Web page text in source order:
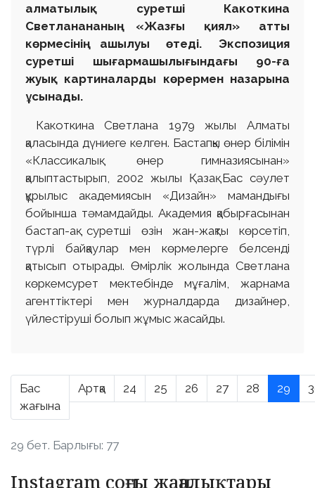
алматылық суретші Какоткина
Светланананың «Жазғы қиял» атты
көрмесінің ашылуы өтеді. Экспозиция
суретші шығармашылығындағы 90-ға
жуық картиналарды көрермен назарына
ұсынады.
Какоткина Светлана 1979 жылы Алматы
қаласында дүниеге келген. Бастапқы өнер білімін
«Классикалық өнер гимназиясынан»
қалыптастырып, 2002 жылы Қазақ Бас сәулет
құрылыс академиясын «Дизайн» мамандығы
бойынша тәмамдайды. Академия қабырғасынан
бастап-ақ суретші өзін жан-жақты көрсетіп,
түрлі байқаулар мен көрмелерге белсенді
қатысып отырады. Өмірлік жолында Светлана
көркемсурет мектебінде мұғалім, жарнама
агенттіктері мен журналдарда дизайнер,
үйлестіруші болып жұмыс жасайды.
Бас
жағына
Артқа 24 25 26 27 28 29
29 бет. Барлығы: 77
Instagram соңғы жаңалықтары